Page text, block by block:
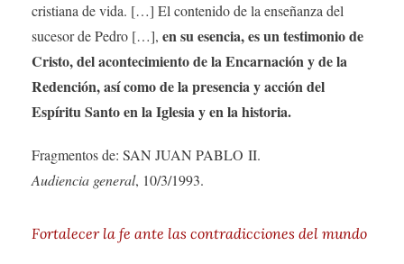
cristiana de vida. […] El contenido de la enseñanza del
sucesor de Pedro […], en su esencia, es un testimonio de
Cristo, del acontecimiento de la Encarnación y de la
Redención, así como de la presencia y acción del
Espíritu Santo en la Iglesia y en la historia.
Fragmentos de: SAN JUAN PABLO II.
Audiencia general, 10/3/1993.
Fortalecer la fe ante las contradicciones del mundo